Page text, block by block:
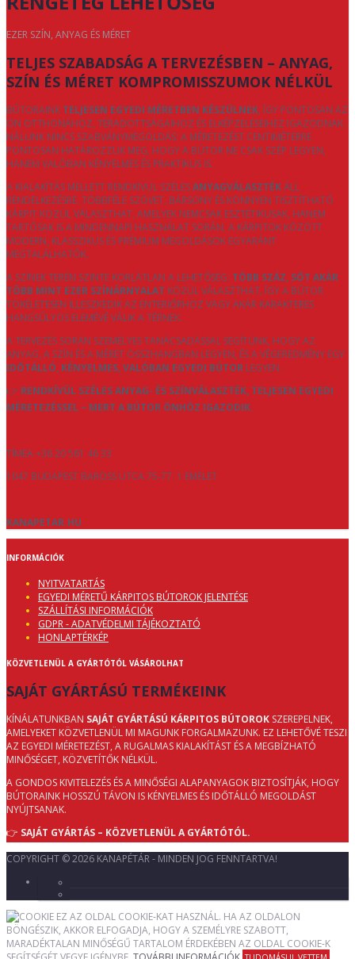
EZER SZÍN, ANYAG ÉS MÉRET
TELJES SZABADSÁG A TERVEZÉSBEN – ANYAG,
SZÍN ÉS MÉRET KOMPROMISSZUMOK NÉLKÜL
BÚTORAINK TELJESEN EGYEDI MÉRETBEN KÉSZÜLNEK, ÍGY PONTOSAN AZ
ÖN OTTHONÁHOZ, TÉRADOTTSÁGAIHOZ ÉS ELKÉPZELÉSEIHEZ IGAZODNAK.
NÁLUNK NINCS SZABVÁNYMEGOLDÁS: A MÉRETEZÉST CENTIMÉTERRE
PONTOSAN HATÁROZZUK MEG, HOGY A BÚTOR NE CSAK SZÉP LEGYEN,
HANEM VALÓBAN KÉNYELMES ÉS PRAKTIKUS IS.
A KIALAKÍTÁS MELLETT RENDKÍVÜL SZÉLESANYAGVÁLASZTÉKÁLL
RENDELKEZÉSRE. TÖBBFÉLE SZÖVET, BÁRSONY ÉS KÖNNYEN TISZTÍTHATÓ
KÁRPIT KÖZÜL VÁLASZTHAT, AMELYEK NEMCSAK ESZTÉTIKUSAK, HANEM
TARTÓSAK IS A MINDENNAPI HASZNÁLAT SORÁN. A KÁRPITOK KÖZÖTT
MODERN, KLASSZIKUS ÉS PRÉMIUM MEGOLDÁSOK EGYARÁNT
MEGTALÁLHATÓK.
A SZÍNEK TERÉN SZINTE KORLÁTLAN A LEHETŐSÉG: TÖBB SZÁZ, SŐT AKÁR
TÖBB MINT EZER SZÍNÁRNYALAT KÖZÜL VÁLASZTHAT, ÍGY A BÚTOR
TÖKÉLETESEN ILLESZKEDIK AZ ENTERIŐRHÖZ VAGY AKÁR KARAKTERES
HANGSÚLYOS ELEMÉVÉ VÁLIK A TÉRNEK.
A TERVEZÉS SORÁN SZEMÉLYES TANÁCSADÁSSAL SEGÍTÜNK, HOGY AZ
ANYAG, A SZÍN ÉS A MÉRET ÖSSZHANGBAN LEGYEN, ÉS A VÉGEREDMÉNY EGY
IDŐTÁLLÓ, KÉNYELMES, VALÓBAN EGYEDI BÚTOR LEGYEN.
👉 RENDKÍVÜL SZÉLES ANYAG- ÉS SZÍNVÁLASZTÉK, TELJESEN EGYEDI
MÉRETEZÉSSEL – MERT A BÚTOR ÖNHÖZ IGAZODIK.
TÍMEA +36 20 561 46 33
1047 BUDAPEST BAROSS UTCA 75-77. 1 EMELET
KANAPETAR.HU
INFORMÁCIÓK
NYITVATARTÁS
EGYEDI MÉRETŰ KÁRPITOS BÚTOROK JELENTÉSE
SZÁLLÍTÁSI INFORMÁCIÓK
GDPR - ADATVÉDELMI TÁJÉKOZTATÓ
HONLAPTÉRKÉP
KÖZVETLENÜL A GYÁRTÓTÓL VÁSÁROLHAT
SAJÁT GYÁRTÁSÚ TERMÉKEINK
KÍNÁLATUNKBAN SAJÁT GYÁRTÁSÚ KÁRPITOS BÚTOROK SZEREPELNEK,
AMELYEKET KÖZVETLENÜL MI MAGUNK FORGALMAZUNK. EZ LEHETŐVÉ TESZI
AZ EGYEDI MÉRETEZÉST, A RUGALMAS KIALAKÍTÁST ÉS A MEGBÍZHATÓ
MINŐSÉGET, KÖZVETÍTŐK NÉLKÜL.
A GONDOS KIVITELEZÉS ÉS A MINŐSÉGI ALAPANYAGOK BIZTOSÍTJÁK, HOGY
BÚTORAINK HOSSZÚ TÁVON IS KÉNYELMES ÉS IDŐTÁLLÓ MEGOLDÁST
NYÚJTSANAK.
👉 SAJÁT GYÁRTÁS – KÖZVETLENÜL A GYÁRTÓTÓL.
COPYRIGHT © 2026 KANAPÉTÁR - MINDEN JOG FENNTARTVA!
EZ AZ OLDAL COOKIE-KAT HASZNÁL. HA AZ OLDALON
BÖNGÉSZIK, AKKOR ELFOGADJA, HOGY A SZEMÉLYRE SZABOTT,
MARADÉKTALAN MINŐSÉGŰ TARTALOM ÉRDEKÉBEN AZ OLDAL COOKIE-K